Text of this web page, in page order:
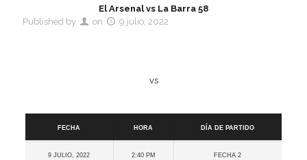
El Arsenal vs La Barra 58
Published by
on 9 julio, 2022
vs
Fecha
Hora Día de partido
9 julio, 2022 2:40 pm Fecha 2